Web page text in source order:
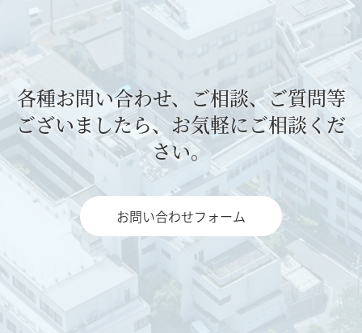
各種お問い合わせ、ご相談、ご質問等
ございましたら、お気軽にご相談くだ
さい。
お問い合わせフォーム